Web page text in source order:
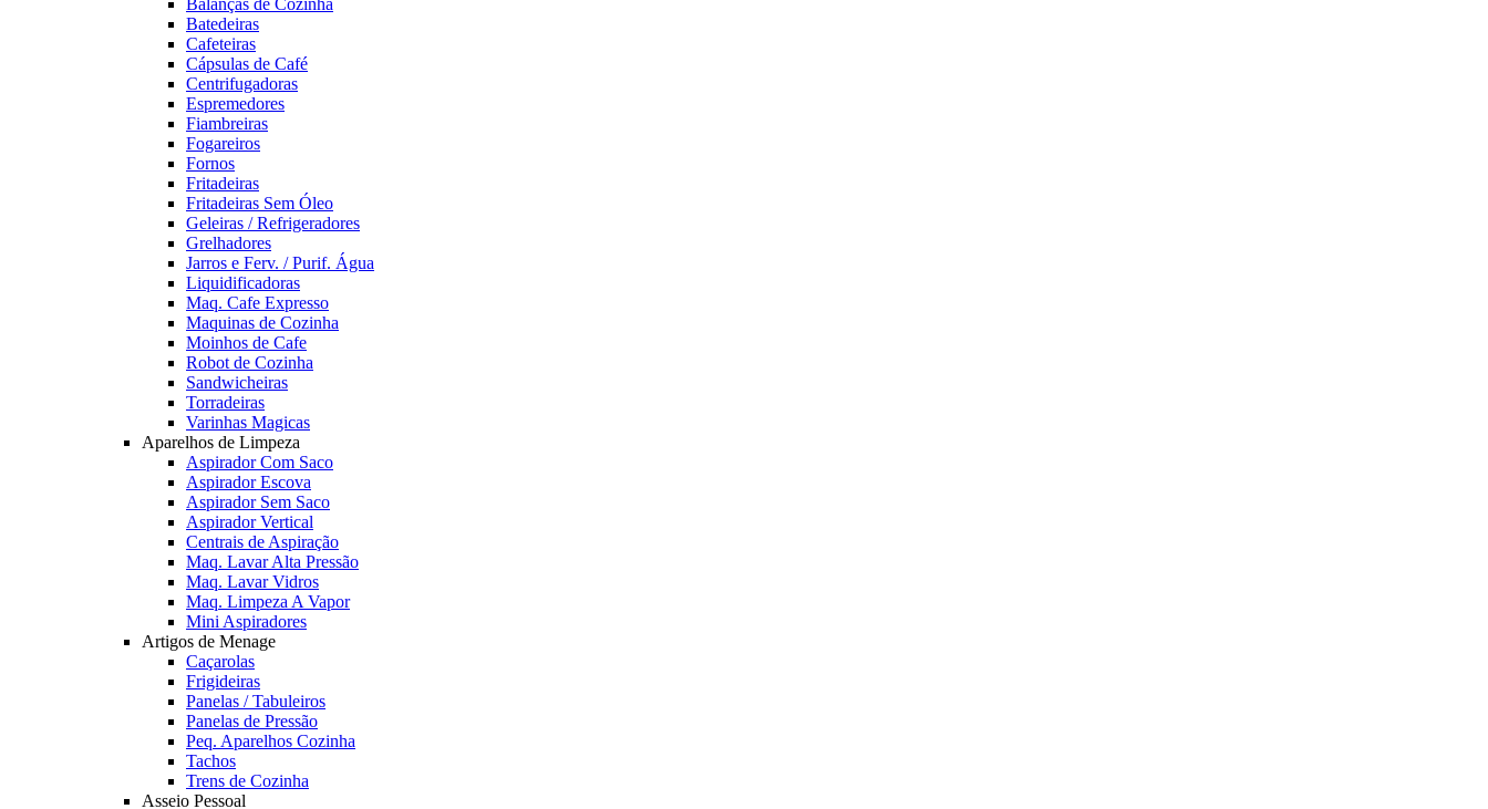
Balanças de Cozinha
Batedeiras
Cafeteiras
Cápsulas de Café
Centrifugadoras
Espremedores
Fiambreiras
Fogareiros
Fornos
Fritadeiras
Fritadeiras Sem Óleo
Geleiras / Refrigeradores
Grelhadores
Jarros e Ferv. / Purif. Água
Liquidificadoras
Maq. Cafe Expresso
Maquinas de Cozinha
Moinhos de Cafe
Robot de Cozinha
Sandwicheiras
Torradeiras
Varinhas Magicas
Aparelhos de Limpeza
Aspirador Com Saco
Aspirador Escova
Aspirador Sem Saco
Aspirador Vertical
Centrais de Aspiração
Maq. Lavar Alta Pressão
Maq. Lavar Vidros
Maq. Limpeza A Vapor
Mini Aspiradores
Artigos de Menage
Caçarolas
Frigideiras
Panelas / Tabuleiros
Panelas de Pressão
Peq. Aparelhos Cozinha
Tachos
Trens de Cozinha
Asseio Pessoal